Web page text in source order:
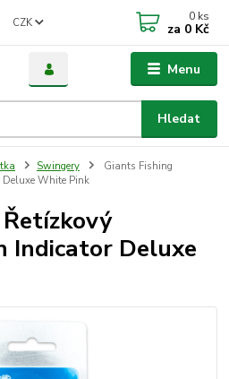
Menu
CZK
Hledat
0 ks
za 0 Kč
Swingery
Giants Fishing
Deluxe White Pink
Indicator Deluxe